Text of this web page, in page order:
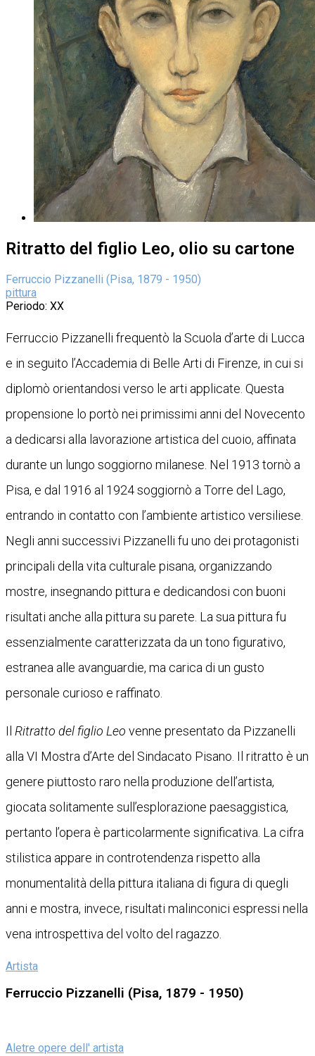
Ritratto del figlio Leo, olio su cartone
Ferruccio Pizzanelli (Pisa, 1879 - 1950)
pittura
Periodo: XX
Ferruccio Pizzanelli frequentò la Scuola d’arte di Lucca
e in seguito l’Accademia di Belle Arti di Firenze, in cui si
diplomò orientandosi verso le arti applicate. Questa
propensione lo portò nei primissimi anni del Novecento
a dedicarsi alla lavorazione artistica del cuoio, affinata
durante un lungo soggiorno milanese. Nel 1913 tornò a
Pisa, e dal 1916 al 1924 soggiornò a Torre del Lago,
entrando in contatto con l’ambiente artistico versiliese.
Negli anni successivi Pizzanelli fu uno dei protagonisti
principali della vita culturale pisana, organizzando
mostre, insegnando pittura e dedicandosi con buoni
risultati anche alla pittura su parete. La sua pittura fu
essenzialmente caratterizzata da un tono figurativo,
estranea alle avanguardie, ma carica di un gusto
personale curioso e raffinato.
Il Ritratto del figlio Leo venne presentato da Pizzanelli
alla VI Mostra d’Arte del Sindacato Pisano. Il ritratto è un
genere piuttosto raro nella produzione dell’artista,
giocata solitamente sull’esplorazione paesaggistica,
pertanto l’opera è particolarmente significativa. La cifra
stilistica appare in controtendenza rispetto alla
monumentalità della pittura italiana di figura di quegli
anni e mostra, invece, risultati malinconici espressi nella
vena introspettiva del volto del ragazzo.
Artista
Ferruccio Pizzanelli (Pisa, 1879 - 1950)
Aletre opere dell' artista